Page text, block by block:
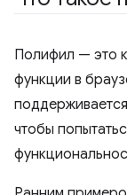
Полифил — это
функции в
чтобы